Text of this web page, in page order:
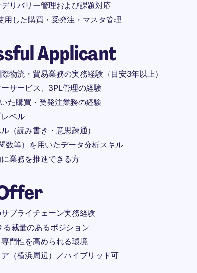
リバリー管理および課題対応
用した購買・受発注・マスタ管理
Applicant
物流・貿易業務の実務経験（目安3年以上）
サービス、3PL管理の経験
た購買・受発注業務の経験
ベル
（読み書き・意思疎通）
数等）を用いたデータ分析スキル
業務を推進できる方
プライチェーン実務経験
る裁量のあるポジション
門性を高められる環境
（横浜周辺）／ハイブリッド可